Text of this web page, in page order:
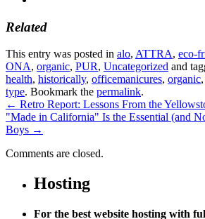
Related
This entry was posted in alo, ATTRA, eco-
ONA, organic, PUR, Uncategorized and
health, historically, officemanicures, organic,
type. Bookmark the permalink.
← Retro Report: Lessons From the
"Made in California" Is the Essential (and
Boys →
Comments are closed.
Hosting
For the best website hosting with